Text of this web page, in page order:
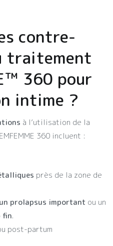
contre-
traitement
360 pour
intime ?
à l’utilisation de la
360 incluent :
près de la zone de
un prolapsus important ou un
fin.
post-partum